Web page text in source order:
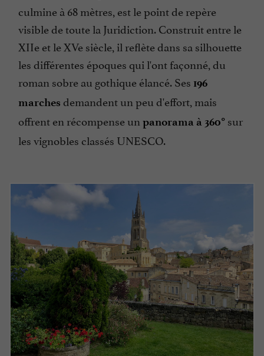
culmine à 68 mètres, est le point de repère
visible de toute la Juridiction. Construit entre le
XIIe et le XVe siècle, il reflète dans sa silhouette
les différentes époques qui l'ont façonné, du
roman sobre au gothique élancé. Ses 196
marches demandent un peu d'effort, mais
offrent en récompense un panorama à 360° sur
les vignobles classés UNESCO.